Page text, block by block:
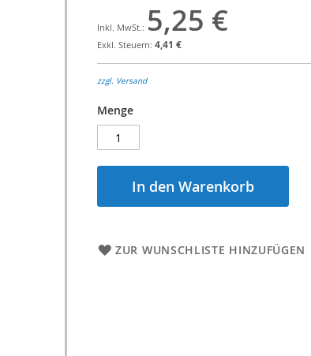
5,25 €
4,41 €
zzgl. Versand
Menge
In den Warenkorb
ZUR WUNSCHLISTE HINZUFÜGEN